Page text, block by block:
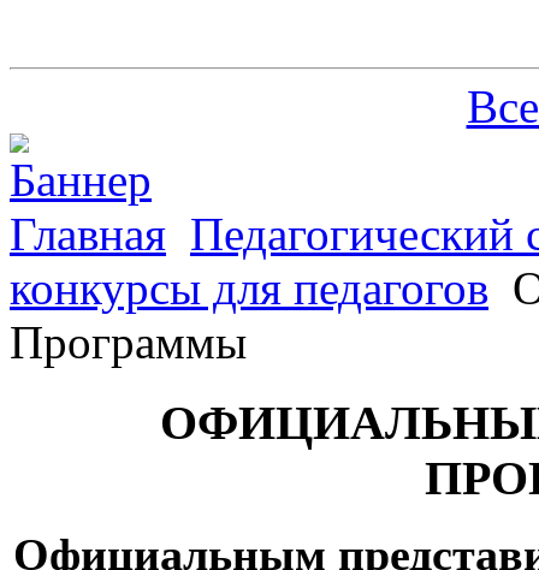
Главная
конкурсы для педагогов
Программы
Официальным